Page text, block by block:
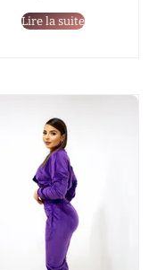
Lire la suite